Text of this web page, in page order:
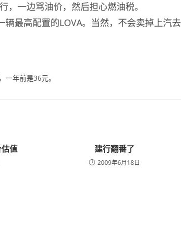
，一边骂油价，然后担心燃油税。
最高配置的LOVA。当然，不会卖掉上汽去
年前是36元。
值 建行翻番了
2009年6月18日